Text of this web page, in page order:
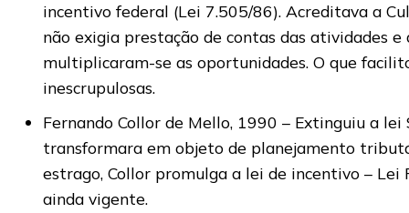
incentivo federal (Lei 7.505/86). Acreditava a
não exigia prestação de contas das atividades e
multiplicaram-se as oportunidades. O que
inescrupulosas.
Fernando Collor de Mello, 1990 – Extinguiu a
transformara em objeto de planejamento
estrago, Collor promulga a lei de incentivo – Lei
ainda vigente.